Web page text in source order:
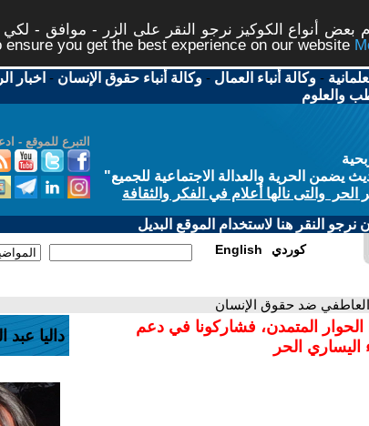
أنواع الكوكيز نرجو النقر على الزر - موافق - لكي
you get the best experience on our website
-وكالة أنباء العمال -وكالة أنباء حقوق الإنسان - اخبار
والعلوم
التبرع للموقع -
الحرية والعدالة الاجتماعية للجميع"
والتى نالها أعلام في الفكر والثقافة
النقر هنا لاستخدام الموقع البديل
English كوردي
ضد حقوق الإنسان
الحوار المتمدن، فشاركونا في دعم
اليساري الحر
داليا عبد